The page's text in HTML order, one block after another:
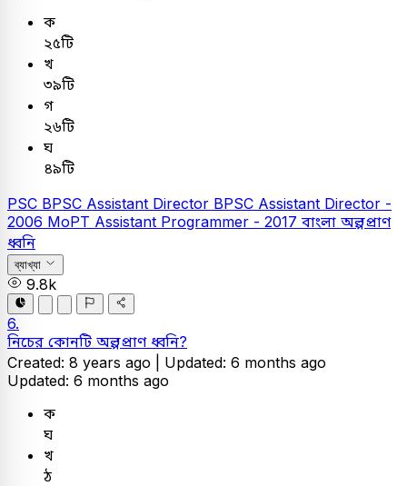
ক
২৫টি
খ
৩৯টি
গ
২৬টি
ঘ
৪৯টি
PSC BPSC Assistant Director BPSC Assistant Director -
2006 MoPT Assistant Programmer - 2017 বাংলা অল্পপ্রাণ
ধ্বনি
ব্যাখ্যা
9.8k
6.
নিচের কোনটি অল্পপ্রাণ ধ্বনি?
Created: 8 years ago | Updated: 6 months ago
Updated: 6 months ago
ক
ঘ
খ
ঠ